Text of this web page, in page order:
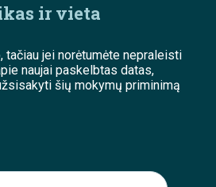
ir vieta
tačiau jei norėtumėte nepraleisti
naujai paskelbtas datas,
šių mokymų priminimą